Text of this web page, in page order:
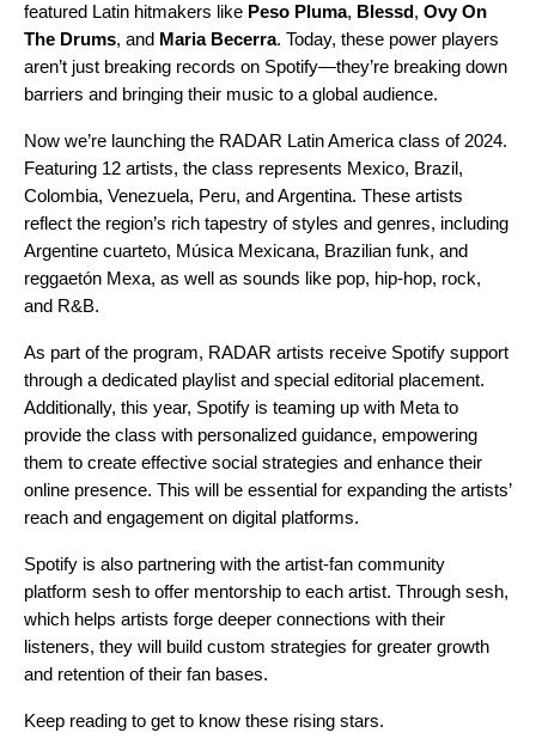
featured Latin hitmakers like Peso Pluma, Blessd, Ovy On
The Drums, and Maria Becerra. Today, these power players
aren’t just breaking records on Spotify—they’re breaking down
barriers and bringing their music to a global audience.
Now we’re launching the RADAR Latin America class of 2024.
Featuring 12 artists, the class represents Mexico, Brazil,
Colombia, Venezuela, Peru, and Argentina. These artists
reflect the region’s rich tapestry of styles and genres, including
Argentine cuarteto, Música Mexicana, Brazilian funk, and
reggaetón Mexa, as well as sounds like pop, hip-hop, rock,
and R&B.
As part of the program, RADAR artists receive Spotify support
through a dedicated playlist and special editorial placement.
Additionally, this year, Spotify is teaming up with Meta to
provide the class with personalized guidance, empowering
them to create effective social strategies and enhance their
online presence. This will be essential for expanding the artists’
reach and engagement on digital platforms.
Spotify is also partnering with the artist-fan community
platform sesh to offer mentorship to each artist. Through sesh,
which helps artists forge deeper connections with their
listeners, they will build custom strategies for greater growth
and retention of their fan bases.
Keep reading to get to know these rising stars.